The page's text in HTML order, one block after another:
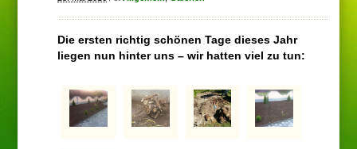
Die ersten richtig schönen Tage dieses Jahr
liegen nun hinter uns – wir hatten viel zu tun: